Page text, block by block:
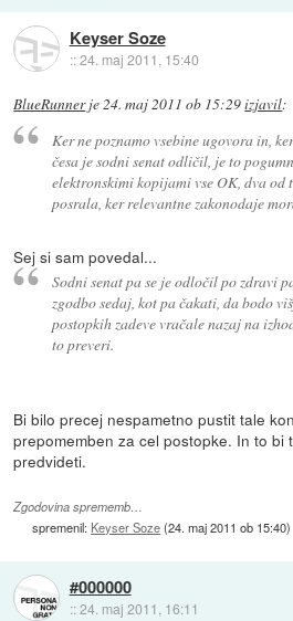
Keyser Soze
::24. maj 2011, 15:40
BlueRunnerje24. maj 2011 ob 15:29izjavil:
Ker ne poznamo vsebine ugovora in,
česa je sodni senat odličil, je to
elektronskimi kopijami vse OK, dva od
posrala, ker relevantne zakonodaje
Sej si sam povedal...
Sodni senat pa se je odločil po zdravi
zgodbo sedaj, kot pa čakati, da bodo
postopkih zadeve vračale nazaj na
to preveri.
Bi bilo precej nespametno pustit tale
prepomemben za cel postopke. In to bi
predvideti.
Zgodovina sprememb…
spremenil: Keyser Soze(24. maj 2011 ob 15:40)
#000000
::24. maj 2011, 16:11